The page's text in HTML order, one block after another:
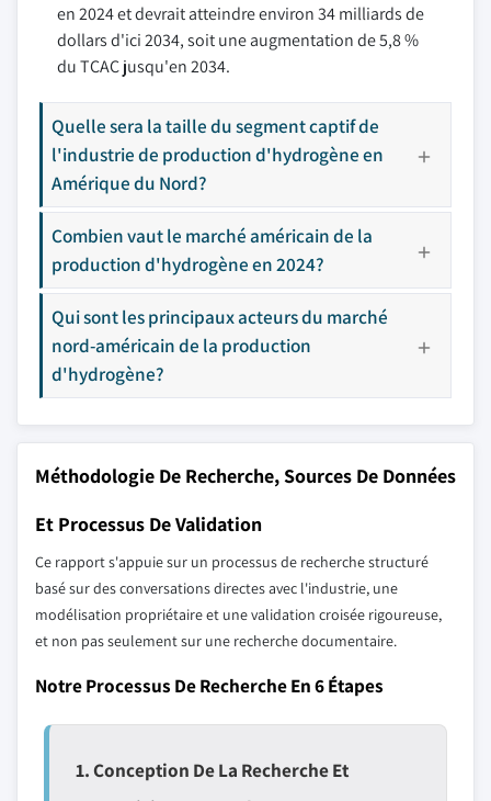
en 2024 et devrait atteindre environ 34 milliards de
dollars d'ici 2034, soit une augmentation de 5,8 %
du TCAC jusqu'en 2034.
Quelle sera la taille du segment captif de
l'industrie de production d'hydrogène en
Amérique du Nord?
Combien vaut le marché américain de la
production d'hydrogène en 2024?
Qui sont les principaux acteurs du marché
nord-américain de la production
d'hydrogène?
Méthodologie De Recherche, Sources De Données
Et Processus De Validation
Ce rapport s'appuie sur un processus de recherche structuré
basé sur des conversations directes avec l'industrie, une
modélisation propriétaire et une validation croisée rigoureuse,
et non pas seulement sur une recherche documentaire.
Notre Processus De Recherche En 6 Étapes
1. Conception De La Recherche Et